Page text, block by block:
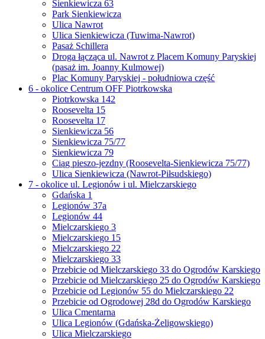
Sienkiewicza 63
Park Sienkiewicza
Ulica Nawrot
Ulica Sienkiewicza (Tuwima-Nawrot)
Pasaż Schillera
Droga łącząca ul. Nawrot z Placem Komuny Paryskiej
(pasaż im. Joanny Kulmowej)
Plac Komuny Paryskiej - południowa część
6 - okolice Centrum OFF Piotrkowska
Piotrkowska 142
Roosevelta 15
Roosevelta 17
Sienkiewicza 56
Sienkiewicza 75/77
Sienkiewicza 79
Ciąg pieszo-jezdny (Roosevelta-Sienkiewicza 75/77)
Ulica Sienkiewicza (Nawrot-Piłsudskiego)
7 - okolice ul. Legionów i ul. Mielczarskiego
Gdańska 1
Legionów 37a
Legionów 44
Mielczarskiego 3
Mielczarskiego 15
Mielczarskiego 22
Mielczarskiego 33
Przebicie od Mielczarskiego 33 do Ogrodów Karskiego
Przebicie od Mielczarskiego 25 do Ogrodów Karskiego
Przebicie od Legionów 55 do Mielczarskiego 22
Przebicie od Ogrodowej 28d do Ogrodów Karskiego
Ulica Cmentarna
Ulica Legionów (Gdańska-Żeligowskiego)
Ulica Mielczarskiego